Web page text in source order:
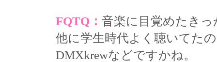
FQTQ： 音楽に目覚めたき
他に学生時代よく聴いてたの
DMXkrewなどですかね。